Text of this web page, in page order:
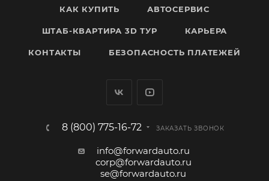
КАК КУПИТЬ АВТОСЕРВИС
ШТАБ-КВАРТИРА 3D ТУР КАРЬЕРА
КОНТАКТЫ БЕЗОПАСНОСТЬ ПЛАТЕЖЕЙ
8 (800) 775-16-72 ЗАКАЗАТЬ ЗВОНОК
info@forwardauto.ru
corp@forwardauto.ru
se@forwardauto.ru